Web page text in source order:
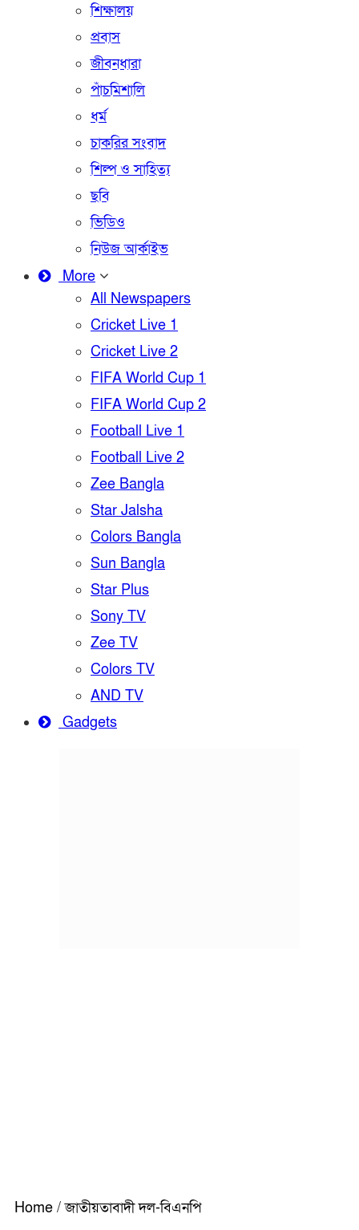
শিক্ষালয়
প্রবাস
জীবনধারা
পাঁচমিশালি
ধর্ম
চাকরির সংবাদ
শিল্প ও সাহিত্য
ছবি
ভিডিও
নিউজ আর্কাইভ
More
All Newspapers
Cricket Live 1
Cricket Live 2
FIFA World Cup 1
FIFA World Cup 2
Football Live 1
Football Live 2
Zee Bangla
Star Jalsha
Colors Bangla
Sun Bangla
Star Plus
Sony TV
Zee TV
Colors TV
AND TV
Gadgets
Home / জাতীয়তাবাদী দল-বিএনপি